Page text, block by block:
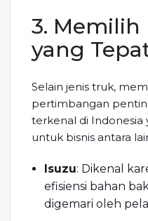
3.
yang
Selain jenis truk,
pertimbangan
terkenal di Indonesia
untuk bisnis antara
Isuzu: Dikenal
efisiensi bahan
digemari oleh